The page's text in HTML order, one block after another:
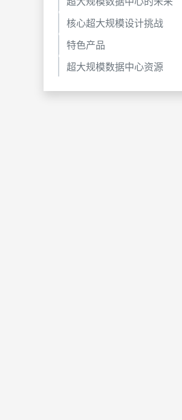
核心超大规模设计挑战
特色产品
超大规模数据中心资源